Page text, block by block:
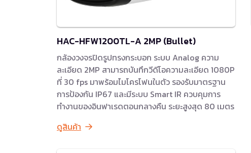
HAC-HFW1200TL-A 2MP (Bullet)
กล้องวงจรปิดรูปทรงกระบอก ระบบ Analog ความ
ละเอียด 2MP สามารถบันทึกวีดีโอความละเอียด 1080P
ที่ 30 fps มาพร้อมไมโครโฟนในตัว รองรับมาตรฐาน
การป้องกัน IP67 และมีระบบ Smart IR ควบคุมการ
ทำงานของอินฟาเรดตอนกลางคืน ระยะสูงสุด 80 เมตร
ดูสินค้า